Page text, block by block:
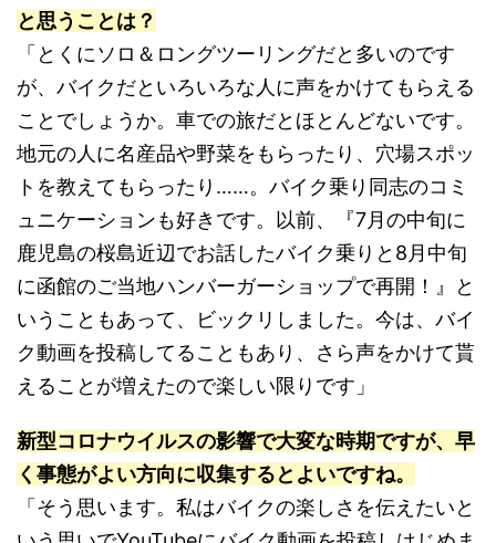
と思うことは？
「とくにソロ＆ロングツーリングだと多いのです
が、バイクだといろいろな人に声をかけてもらえる
ことでしょうか。車での旅だとほとんどないです。
地元の人に名産品や野菜をもらったり、穴場スポッ
トを教えてもらったり……。バイク乗り同志のコミ
ュニケーションも好きです。以前、『7月の中旬に
鹿児島の桜島近辺でお話したバイク乗りと8月中旬
に函館のご当地ハンバーガーショップで再開！』と
いうこともあって、ビックリしました。今は、バイ
ク動画を投稿してることもあり、さら声をかけて貰
えることが増えたので楽しい限りです」
新型コロナウイルスの影響で大変な時期ですが、早
く事態がよい方向に収集するとよいですね。
「そう思います。私はバイクの楽しさを伝えたいと